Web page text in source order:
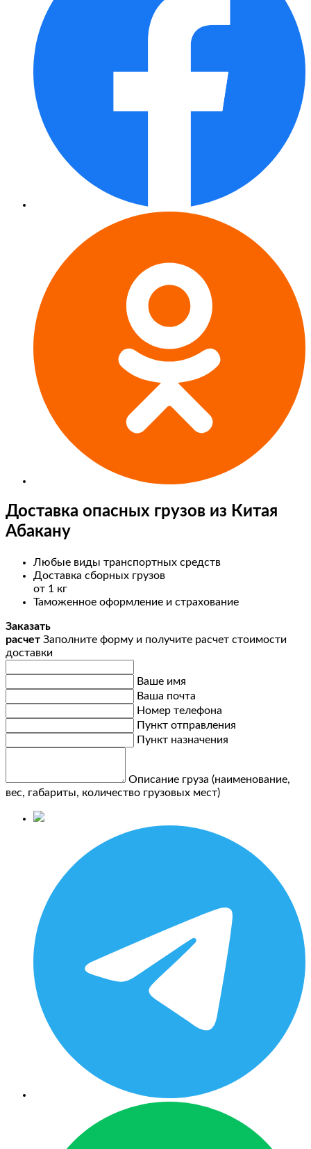
Доставка опасных грузов из Китая
Абакану
Любые виды транспортных средств
Доставка сборных грузов
от 1 кг
Таможенное оформление и страхование
Заказать
расчет Заполните форму и получите расчет стоимости
доставки
Ваше имя
Ваша почта
Номер телефона
Пункт отправления
Пункт назначения
Описание груза (наименование,
вес, габариты, количество грузовых мест)